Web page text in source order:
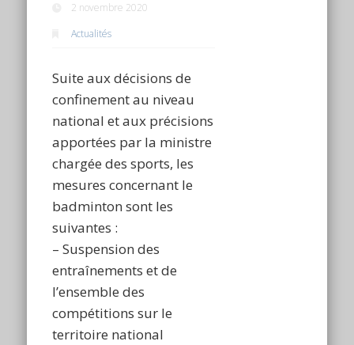
2 novembre 2020
Actualités
Suite aux décisions de
confinement au niveau
national et aux précisions
apportées par la ministre
chargée des sports, les
mesures concernant le
badminton sont les
suivantes :
– Suspension des
entraînements et de
l’ensemble des
compétitions sur le
territoire national